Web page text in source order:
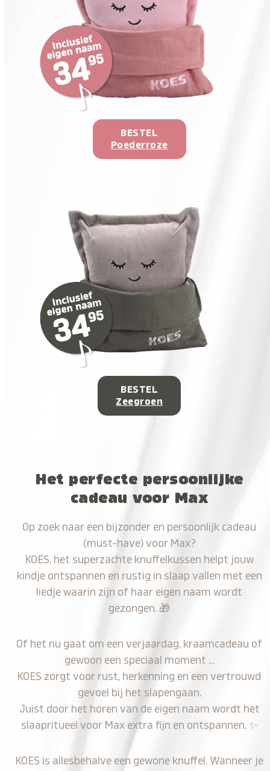
BESTEL
Poederroze
BESTEL
Zeegroen
Het perfecte persoonlijke
cadeau voor Max
Op zoek naar een bijzonder en persoonlijk cadeau
(must-have) voor Max?
KOES, het superzachte knuffelkussen helpt jouw
kindje ontspannen en rustig in slaap vallen met een
liedje waarin zijn of haar eigen naam wordt
gezongen. 🎁
Of het nu gaat om een verjaardag, kraamcadeau of
gewoon een speciaal moment …
KOES zorgt voor rust, herkenning en een vertrouwd
gevoel bij het slapengaan.
Juist door het horen van de eigen naam wordt het
slaapritueel voor Max extra fijn en ontspannen. ✨
KOES is allesbehalve een gewone knuffel. Wanneer je